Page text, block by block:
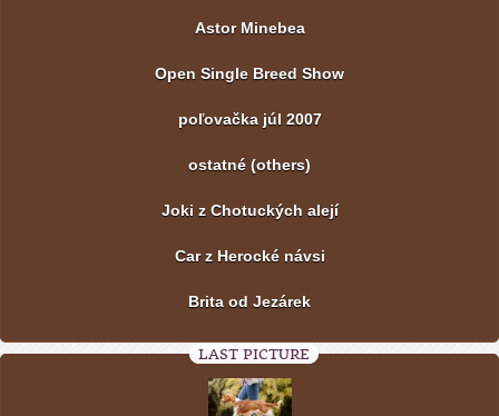
Astor Minebea
Open Single Breed Show
poľovačka júl 2007
ostatné (others)
Joki z Chotuckých alejí
Car z Herocké návsi
Brita od Jezárek
LAST PICTURE